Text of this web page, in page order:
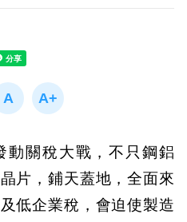
動關稅大戰，不只鋼鋁
片，鋪天蓋地，全面來
低企業稅，會迫使製造